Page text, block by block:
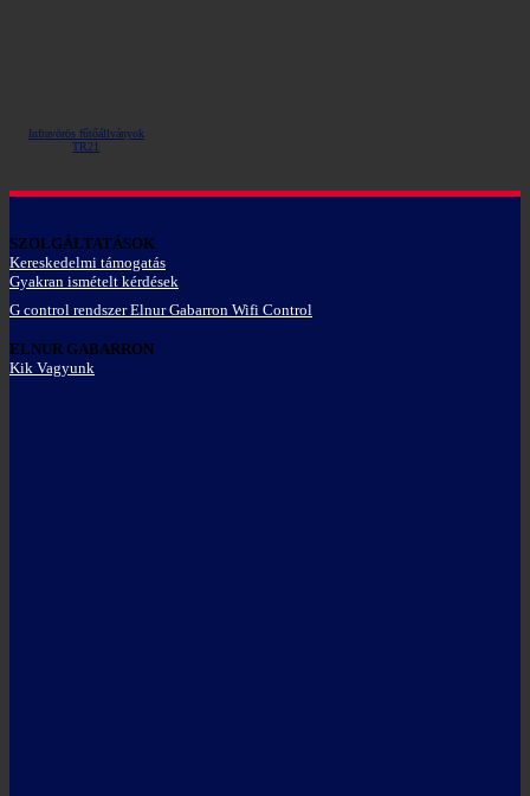
Infravörös fűtőállványok
TR21
SZOLGÁLTATÁSOK
Kereskedelmi támogatás
Gyakran ismételt kérdések
G control rendszer Elnur Gabarron Wifi Control
ELNUR GABARRON
Kik Vagyunk